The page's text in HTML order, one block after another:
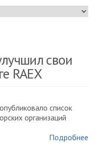
свои
RAEX
список
организаций
Подробнее